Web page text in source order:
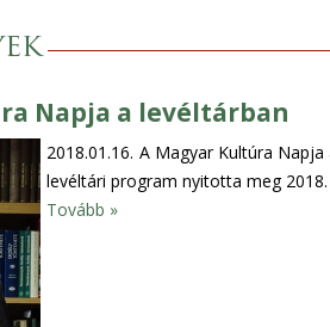
Napja a levéltárban
2018.01.16. A Magyar Kultúra
levéltári program nyitotta meg
Tovább »